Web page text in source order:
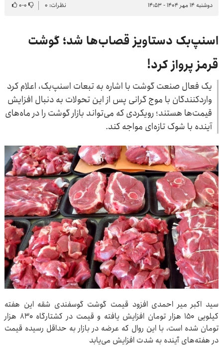
دوشنبه ۱۴ مهر ۱۴۰۴ - ۱۴:۵۳
نظرات: ۰ ۰-۰
اسنپ‌بک دستاویز قصاب‌ها شد؛ گوشت
قرمز پرواز کرد!
یک فعال صنعت گوشت با اشاره به تبعات اسنپ‌بک، اعلام کرد
واردکنندگان با موج گرانی پس از این تحولات به دنبال افزایش
قیمت‌ها هستند؛ رویکردی که می‌تواند بازار گوشت را در ماه‌های
آینده با شوک تازه‌ای مواجه کند.
سید اکبر میر احمدی افزود قیمت گوشت گوسفندی شقه این هفته
کیلویی ۱۵۰ هزار تومان افزایش یافته و قیمت در کشتارگاه ۸۳۰ هزار
تومان شده است، با این روال که عرضه در بازار به حداقل رسیده قیمت
در هفته‌های آینده به شدت افزایش می‌یابد